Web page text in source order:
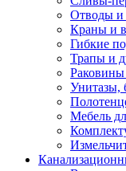
Отводы и
Краны и
Гибкие
Трапы и
Унитазы,
Мебель